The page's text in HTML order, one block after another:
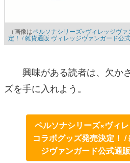
（画像はペルソナシリーズ×ヴィレッジヴ
定！ / 雑貨通販 ヴィレッジヴァンガード公
興味がある読者は、欠か
ズを手に入れよう。
ペルソナシリーズ×ヴィ
コラボグッズ発売決定！ /
ジヴァンガード公式通